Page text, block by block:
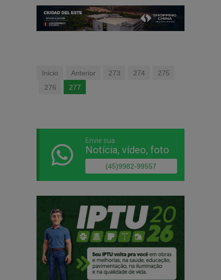
Inicio Anterior 273 274
275
276
277
Envie sua
Notícia, vídeo, foto
(45)9982-99557